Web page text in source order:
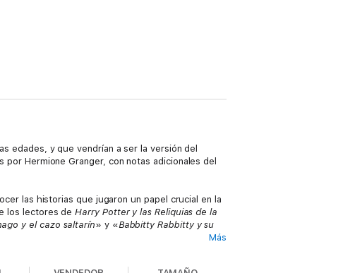
edades, y que vendrían a ser la versión del
Hermione Granger, con notas adicionales del
las historias que jugaron un papel crucial en la
los lectores deHarry Potter y las Reliquias de la
y el cazo saltarín» y «Babbitty Rabbitty y su
Más